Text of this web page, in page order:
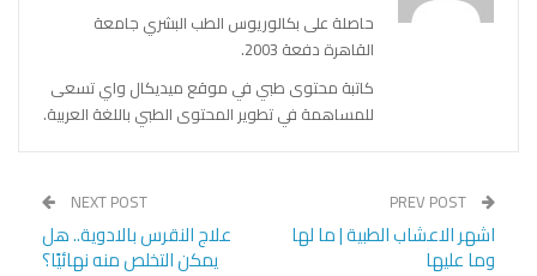
حاصلة على بكالوريوس الطب البشري جامعة
القاهرة دفعة 2003.
كاتبة محتوى طبي في موقع ميديكال واي تسعى
للمساهمة في تطوير المحتوى الطبي باللغة العربية.
اشهر الاعشاب الطبية | ما لها
وما عليها
NEXT POST
علاج النقرس بالادوية.. هل
يمكن التخلص منه نهائيًا؟